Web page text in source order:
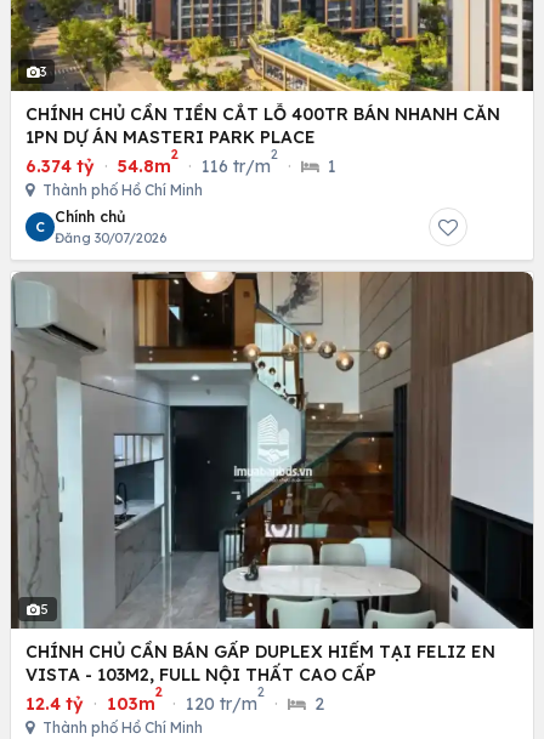
3
CHÍNH CHỦ CẦN TIỀN CẮT LỖ 400TR BÁN NHANH CĂN
1PN DỰ ÁN MASTERI PARK PLACE
6.374 tỷ · 54.8m
2
· 116 tr/m
2
· 1
Thành phố Hồ Chí Minh
C
Chính chủ
Đăng 30/07/2026
5
CHÍNH CHỦ CẦN BÁN GẤP DUPLEX HIẾM TẠI FELIZ EN
VISTA - 103M2, FULL NỘI THẤT CAO CẤP
12.4 tỷ · 103m
2
· 120 tr/m
2
· 2
Thành phố Hồ Chí Minh